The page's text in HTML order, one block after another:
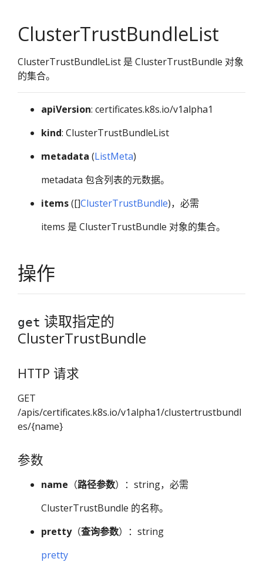
ClusterTrustBundleList
ClusterTrustBundleList 是 ClusterTrustBundle 对象
的集合。
apiVersion: certificates.k8s.io/v1alpha1
kind: ClusterTrustBundleList
metadata (ListMeta)
metadata 包含列表的元数据。
items([]ClusterTrustBundle)，必需
items 是 ClusterTrustBundle 对象的集合。
操作
get 读取指定的
ClusterTrustBundle
HTTP 请求
GET
/apis/certificates.k8s.io/v1alpha1/clustertrustbundl
es/{name}
参数
name （路径参数）：string，必需
ClusterTrustBundle 的名称。
pretty（查询参数）：string
pretty